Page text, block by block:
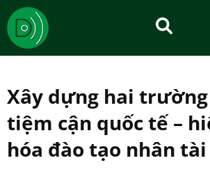
Xây dựng hai
tiệm cận quốc tế –
hóa đào tạo nhân tài